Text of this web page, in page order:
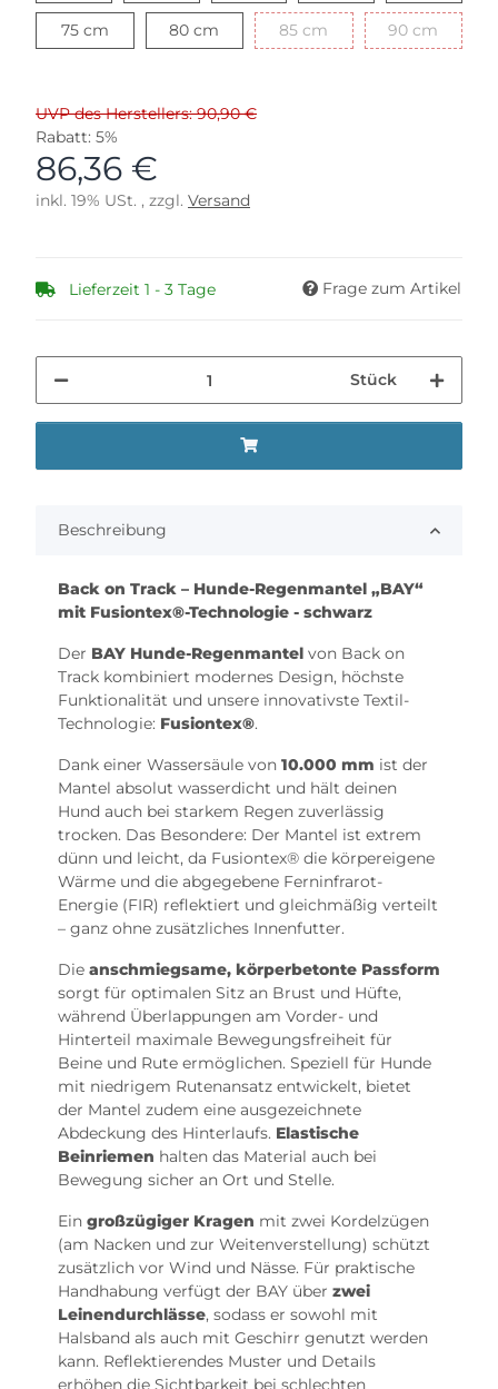
75 cm75 cm 80 cm 80 cm 85 cm 85 cm 90 cm 90 cm
UVP des Herstellers: 90,90 €
Rabatt: 5%
86,36 €
inkl. 19% USt. , zzgl. Versand
Lieferzeit 1 - 3 Tage Frage zum Artikel
Stück
Beschreibung
Back on Track – Hunde-Regenmantel „BAY“
mit Fusiontex®-Technologie - schwarz
Der BAY Hunde-Regenmantel von Back on
Track kombiniert modernes Design, höchste
Funktionalität und unsere innovativste Textil-
Technologie: Fusiontex®.
Dank einer Wassersäule von 10.000 mm ist der
Mantel absolut wasserdicht und hält deinen
Hund auch bei starkem Regen zuverlässig
trocken. Das Besondere: Der Mantel ist extrem
dünn und leicht, da Fusiontex® die körpereigene
Wärme und die abgegebene Ferninfrarot-
Energie (FIR) reflektiert und gleichmäßig verteilt
– ganz ohne zusätzliches Innenfutter.
Die anschmiegsame, körperbetonte Passform
sorgt für optimalen Sitz an Brust und Hüfte,
während Überlappungen am Vorder- und
Hinterteil maximale Bewegungsfreiheit für
Beine und Rute ermöglichen. Speziell für Hunde
mit niedrigem Rutenansatz entwickelt, bietet
der Mantel zudem eine ausgezeichnete
Abdeckung des Hinterlaufs. Elastische
Beinriemen halten das Material auch bei
Bewegung sicher an Ort und Stelle.
Ein großzügiger Kragen mit zwei Kordelzügen
(am Nacken und zur Weitenverstellung) schützt
zusätzlich vor Wind und Nässe. Für praktische
Handhabung verfügt der BAY über zwei
Leinendurchlässe, sodass er sowohl mit
Halsband als auch mit Geschirr genutzt werden
kann. Reflektierendes Muster und Details
erhöhen die Sichtbarkeit bei schlechten